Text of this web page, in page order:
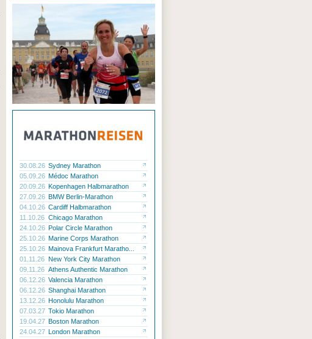
30.08.26 Sydney Marathon
05.09.26 Médoc Marathon
20.09.26 Kopenhagen Halbmarathon
27.09.26 BMW Berlin-Marathon
04.10.26 Cardiff Halbmarathon
11.10.26 Chicago Marathon
24.10.26 Polar Circle Marathon
25.10.26 Marine Corps Marathon
25.10.26 Mainova Frankfurt Maratho...
01.11.26 New York City Marathon
09.11.26 Athens Authentic Marathon
06.12.26 Valencia Marathon
06.12.26 Shanghai Marathon
13.12.26 Honolulu Marathon
07.03.27 Tokio Marathon
19.04.27 Boston Marathon
24.04.27 London Marathon